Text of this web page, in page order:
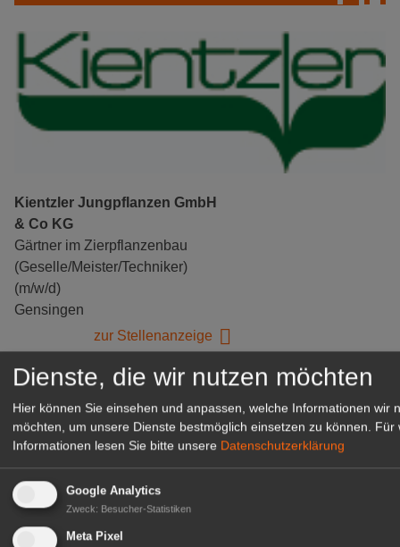
Kientzler Jungpflanzen GmbH
& Co KG
Gärtner im Zierpflanzenbau
(Geselle/Meister/Techniker)
(m/w/d)
Gensingen
zur Stellenanzeige
Dienste, die wir nutzen möchten
Hier können Sie einsehen und anpassen, welche Informationen wir
möchten, um unsere Dienste bestmöglich einsetzen zu können.
Für
Informationen lesen Sie bitte unsere Datenschutzerklärung
Google Analytics
Zweck: Besucher-Statistiken
Meta Pixel